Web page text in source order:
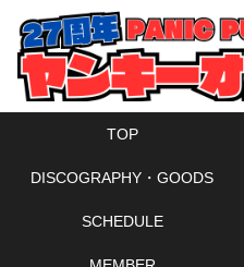
TOP
DISCOGRAPHY・GOODS
SCHEDULE